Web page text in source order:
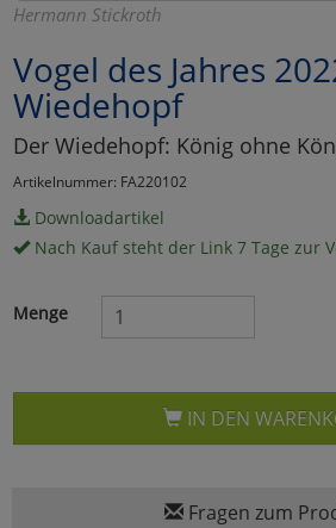
Hermann Stickroth
Vogel des Jahres
Wiedehopf
Der Wiedehopf: König ohne
Artikelnummer: FA220102
Downloadartikel
Nach Kauf steht der Link 7 Tage zur
Menge
IN DEN
Fragen zum
Umfragetools
Cookies
Einstellungen
zurück
zu